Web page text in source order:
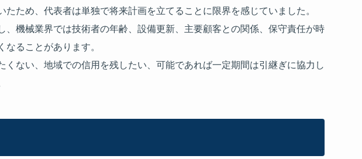
ため、代表者は単独で将来計画を立てることに限界を感じていました。
機械業界では技術者の年齢、設備更新、主要顧客との関係、保守責任が時
ることがあります。
ない、地域での信用を残したい、可能であれば一定期間は引継ぎに協力し